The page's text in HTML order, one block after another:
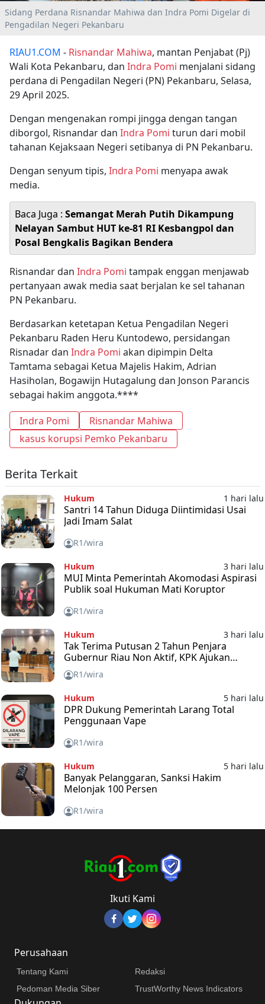
Sidang Perdana Risnandar Mahiwa dan Indra Pomi Digelar di
Pengadilan Negeri Pekanbaru
RIAU1.COM - Risnandar Mahiwa, mantan Penjabat (Pj)
Wali Kota Pekanbaru, dan Indra Pomi menjalani sidang
perdana di Pengadilan Negeri (PN) Pekanbaru, Selasa,
29 April 2025.
Dengan mengenakan rompi jingga dengan tangan
diborgol, Risnandar dan Indra Pomi turun dari mobil
tahanan Kejaksaan Negeri setibanya di PN Pekanbaru.
Dengan senyum tipis, Indra Pomi menyapa awak
media.
Baca Juga : Semangat Merah Putih Dikampung
Nelayan Sambut HUT ke-81 RI Kesbangpol dan
Posal Bengkalis Bagikan Bendera
Risnandar dan Indra Pomi tampak enggan menjawab
pertanyaan awak media saat berjalan ke sel tahanan
PN Pekanbaru.
Berdasarkan ketetapan Ketua Pengadilan Negeri
Pekanbaru Raden Heru Kuntodewo, persidangan
Risnadar dan Indra Pomi akan dipimpin Delta
Tamtama sebagai Ketua Majelis Hakim, Adrian
Hasiholan, Bogawijn Hutagalung dan Jonson Parancis
sebagai hakim anggota.****
Indra Pomi
Risnandar Mahiwa
kasus korupsi Pemko Pekanbaru
Berita Terkait
Hukum 1 hari lalu
Santri 14 Tahun Diduga Diintimidasi Usai
Jadi Imam Salat
R1/wira
Hukum 3 hari lalu
MUI Minta Pemerintah Akomodasi Aspirasi
Publik soal Hukuman Mati Koruptor
R1/wira
Hukum 3 hari lalu
Tak Terima Putusan 2 Tahun Penjara
Gubernur Riau Non Aktif, KPK Ajukan
Banding
R1/wira
Hukum 5 hari lalu
DPR Dukung Pemerintah Larang Total
Penggunaan Vape
R1/wira
Hukum 5 hari lalu
Banyak Pelanggaran, Sanksi Hakim
Melonjak 100 Persen
R1/wira
Ikuti Kami
Perusahaan
Tentang Kami
Redaksi
Pedoman Media Siber
TrustWorthy News Indicators